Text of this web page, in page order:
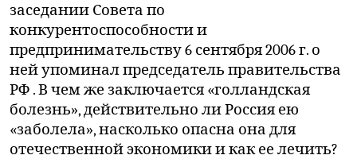
заседании Совета по
конкурентоспособности и
предпринимательству 6 сентября 2006 г. о
ней упоминал председатель правительства
РФ . В чем же заключается «голландская
болезнь», действительно ли Россия ею
«заболела», насколько опасна она для
отечественной экономики и как ее лечить?